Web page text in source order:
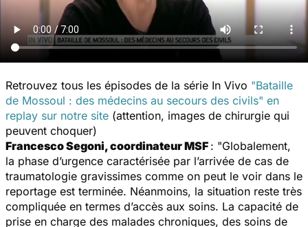
Retrouvez tous les épisodes de la série In Vivo "Bataille
de Mossoul : des médecins au secours des civils" en
replay sur notre site (attention, images de chirurgie qui
peuvent choquer)
Francesco Segoni, coordinateur MSF : "Globalement,
la phase d’urgence caractérisée par l’arrivée de cas de
traumatologie gravissimes comme on peut le voir dans le
reportage est terminée. Néanmoins, la situation reste très
compliquée en termes d’accès aux soins. La capacité de
prise en charge des malades chroniques, des soins de